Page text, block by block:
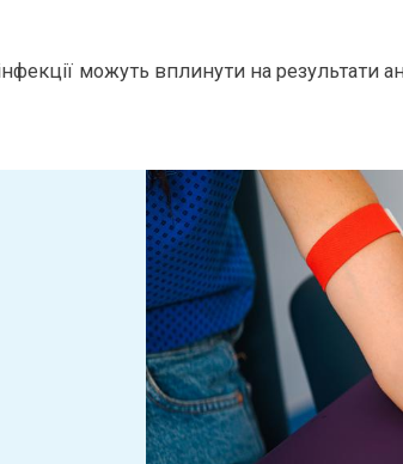
можуть вплинути на результати